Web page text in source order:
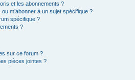
et les abonnements ?
m’abonner à un sujet spécifique ?
spécifique ?
?
sur ce forum ?
pièces jointes ?